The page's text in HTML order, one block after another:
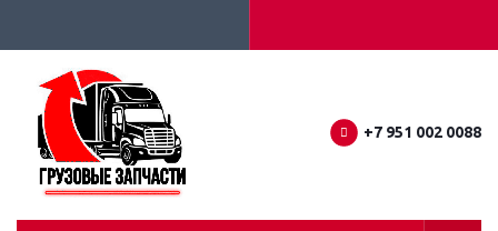
+7 951 002 0088